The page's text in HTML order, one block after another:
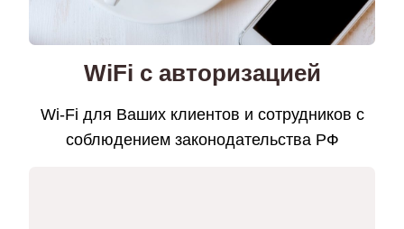
WiFi с авторизацией
Wi-Fi для Ваших клиентов и сотрудников с
соблюдением законодательства РФ